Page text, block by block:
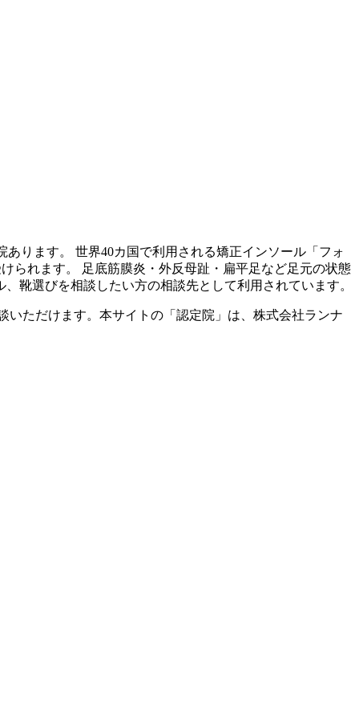
あります。 世界40カ国で利用される矯正インソール「フォ
られます。 足底筋膜炎・外反母趾・扁平足など足元の状態
靴選びを相談したい方の相談先として利用されています。
ただけます。本サイトの「認定院」は、株式会社ランナ